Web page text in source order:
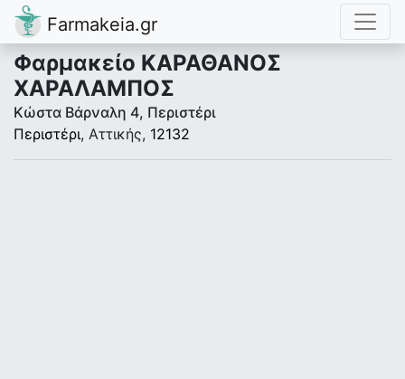
Farmakeia.gr
Φαρμακείο ΚΑΡΑΘΑΝΟΣ
ΧΑΡΑΛΑΜΠΟΣ
Κώστα Βάρναλη 4, Περιστέρι
Περιστέρι, Αττικής, 12132